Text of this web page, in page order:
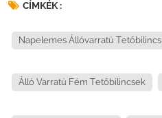
CÍMKÉK :
Napelemes Állóvarratú Tetőbilincs
Álló Varratú Fém Tetőbilincsek